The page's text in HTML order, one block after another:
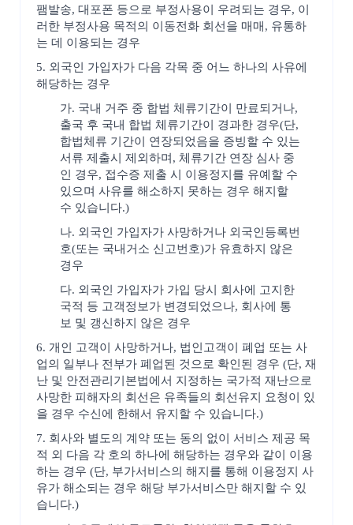
팸발송, 대포폰 등으로 부정사용이 우려되는 경우, 이
러한 부정사용 목적의 이동전화 회선을 매매, 유통하
는 데 이용되는 경우
5. 외국인 가입자가 다음 각목 중 어느 하나의 사유에
해당하는 경우
가. 국내 거주 중 합법 체류기간이 만료되거나,
출국 후 국내 합법 체류기간이 경과한 경우(단,
합법체류 기간이 연장되었음을 증빙할 수 있는
서류 제출시 제외하며, 체류기간 연장 심사 중
인 경우, 접수증 제출 시 이용정지를 유예할 수
있으며 사유를 해소하지 못하는 경우 해지할
수 있습니다.)
나. 외국인 가입자가 사망하거나 외국인등록번
호(또는 국내거소 신고번호)가 유효하지 않은
경우
다. 외국인 가입자가 가입 당시 회사에 고지한
국적 등 고객정보가 변경되었으나, 회사에 통
보 및 갱신하지 않은 경우
6. 개인 고객이 사망하거나, 법인고객이 폐업 또는 사
업의 일부나 전부가 폐업된 것으로 확인된 경우 (단, 재
난 및 안전관리기본법에서 지정하는 국가적 재난으로
사망한 피해자의 회선은 유족들의 회선유지 요청이 있
을 경우 수신에 한해서 유지할 수 있습니다.)
7. 회사와 별도의 계약 또는 동의 없이 서비스 제공 목
적 외 다음 각 호의 하나에 해당하는 경우와 같이 이용
하는 경우 (단, 부가서비스의 해지를 통해 이용정지 사
유가 해소되는 경우 해당 부가서비스만 해지할 수 있
습니다.)